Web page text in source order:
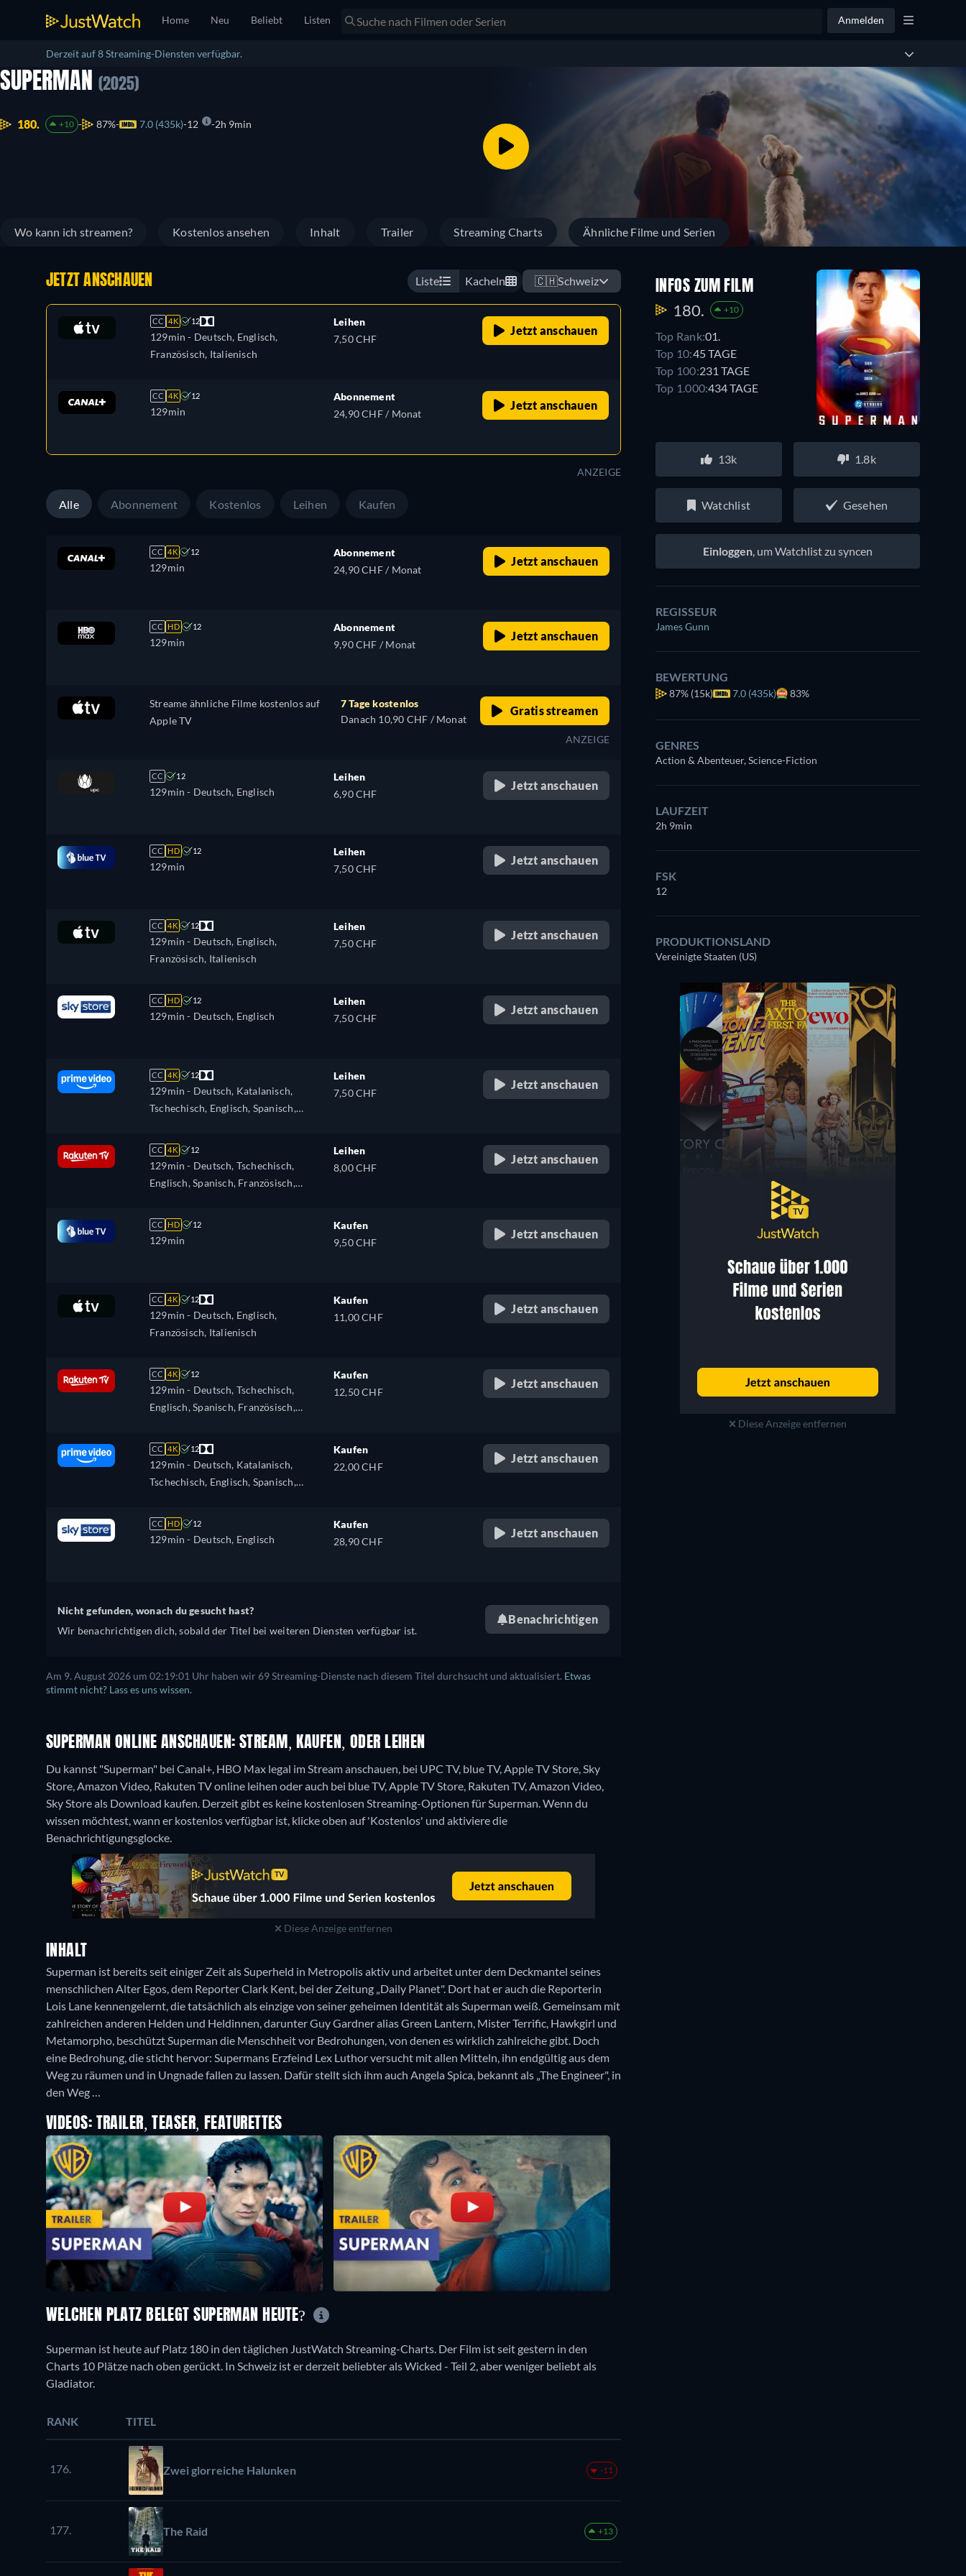
Home Neu Beliebt Listen Anmelden
Derzeit auf 8 Streaming-Diensten verfügbar.
SUPERMAN (2025)
180. +10 87% 7.0 (435k) 12 2h 9min
Wo kann ich streamen? Kostenlos ansehen Inhalt Trailer Streaming Charts Ähnliche Filme und Serien
JETZT ANSCHAUEN Liste Kacheln 🇨🇭Schweiz
CC 4K 12
129min - Deutsch, Englisch,
Französisch, Italienisch
Leihen
7,50 CHF
Jetzt anschauen
CC 4K 12
129min
Abonnement
24,90 CHF / Monat
Jetzt anschauen
ANZEIGE
Alle Abonnement Kostenlos Leihen Kaufen
CC 4K 12
129min
Abonnement
24,90 CHF / Monat
Jetzt anschauen
CC HD 12
129min
Abonnement
9,90 CHF / Monat
Jetzt anschauen
Streame ähnliche Filme kostenlos auf
Apple TV
7 Tage kostenlos
Danach 10,90 CHF / Monat
Gratis streamen
ANZEIGE
CC 12
129min - Deutsch, Englisch
Leihen
6,90 CHF
Jetzt anschauen
CC HD 12
129min
Leihen
7,50 CHF
Jetzt anschauen
CC 4K 12
129min - Deutsch, Englisch,
Französisch, Italienisch
Leihen
7,50 CHF
Jetzt anschauen
CC HD 12
129min - Deutsch, Englisch
Leihen
7,50 CHF
Jetzt anschauen
CC 4K 12
129min - Deutsch, Katalanisch,
Tschechisch, Englisch, Spanisch,
Japanisch, Polnisch, Portugiesisch
Leihen
7,50 CHF
Jetzt anschauen
CC 4K 12
129min - Deutsch, Tschechisch,
Englisch, Spanisch, Französisch,
Ukrainisch
Leihen
8,00 CHF
Jetzt anschauen
CC HD 12
129min
Kaufen
9,50 CHF
Jetzt anschauen
CC 4K 12
129min - Deutsch, Englisch,
Französisch, Italienisch
Kaufen
11,00 CHF
Jetzt anschauen
CC 4K 12
129min - Deutsch, Tschechisch,
Englisch, Spanisch, Französisch,
Ukrainisch
Kaufen
12,50 CHF
Jetzt anschauen
CC 4K 12
129min - Deutsch, Katalanisch,
Tschechisch, Englisch, Spanisch,
Japanisch, Polnisch, Portugiesisch
Kaufen
22,00 CHF
Jetzt anschauen
CC HD 12
129min - Deutsch, Englisch
Kaufen
28,90 CHF
Jetzt anschauen
Nicht gefunden, wonach du gesucht hast?
Wir benachrichtigen dich, sobald der Titel bei weiteren Diensten verfügbar ist.
Benachrichtigen
Am 9. August 2026 um 02:19:01 Uhr haben wir 69 Streaming-Dienste nach diesem Titel durchsucht und aktualisiert. Etwas
stimmt nicht? Lass es uns wissen.
SUPERMAN ONLINE ANSCHAUEN: STREAM, KAUFEN, ODER LEIHEN
Du kannst "Superman" bei Canal+, HBO Max legal im Stream anschauen, bei UPC TV, blue TV, Apple TV Store, Sky
Store, Amazon Video, Rakuten TV online leihen oder auch bei blue TV, Apple TV Store, Rakuten TV, Amazon Video,
Sky Store als Download kaufen. Derzeit gibt es keine kostenlosen Streaming-Optionen für Superman. Wenn du
wissen möchtest, wann er kostenlos verfügbar ist, klicke oben auf 'Kostenlos' und aktiviere die
Benachrichtigungsglocke.
Diese Anzeige entfernen
INHALT
Superman ist bereits seit einiger Zeit als Superheld in Metropolis aktiv und arbeitet unter dem Deckmantel seines
menschlichen Alter Egos, dem Reporter Clark Kent, bei der Zeitung „Daily Planet". Dort hat er auch die Reporterin
Lois Lane kennengelernt, die tatsächlich als einzige von seiner geheimen Identität als Superman weiß. Gemeinsam mit
zahlreichen anderen Helden und Heldinnen, darunter Guy Gardner alias Green Lantern, Mister Terrific, Hawkgirl und
Metamorpho, beschützt Superman die Menschheit vor Bedrohungen, von denen es wirklich zahlreiche gibt. Doch
eine Bedrohung, die sticht hervor: Supermans Erzfeind Lex Luthor versucht mit allen Mitteln, ihn endgültig aus dem
Weg zu räumen und in Ungnade fallen zu lassen. Dafür stellt sich ihm auch Angela Spica, bekannt als „The Engineer", in
den Weg …
VIDEOS: TRAILER, TEASER, FEATURETTES
INFOS ZUM FILM
180. +10
Top Rank:01.
Top 10:45 TAGE
Top 100:231 TAGE
Top 1.000:434 TAGE
13k 1.8k
Watchlist Gesehen
Einloggen, um Watchlist zu syncen
REGISSEUR
James Gunn
BEWERTUNG
87% (15k) 7.0 (435k) 83%
GENRES
Action & Abenteuer, Science-Fiction
LAUFZEIT
2h 9min
FSK
12
PRODUKTIONSLAND
Vereinigte Staaten (US)
Diese Anzeige entfernen
WELCHEN PLATZ BELEGT SUPERMAN HEUTE?
Superman ist heute auf Platz 180 in den täglichen JustWatch Streaming-Charts. Der Film ist seit gestern in den
Charts 10 Plätze nach oben gerückt. In Schweiz ist er derzeit beliebter als Wicked - Teil 2, aber weniger beliebt als
Gladiator.
RANK TITEL
176. Zwei glorreiche Halunken -11
177. The Raid +13